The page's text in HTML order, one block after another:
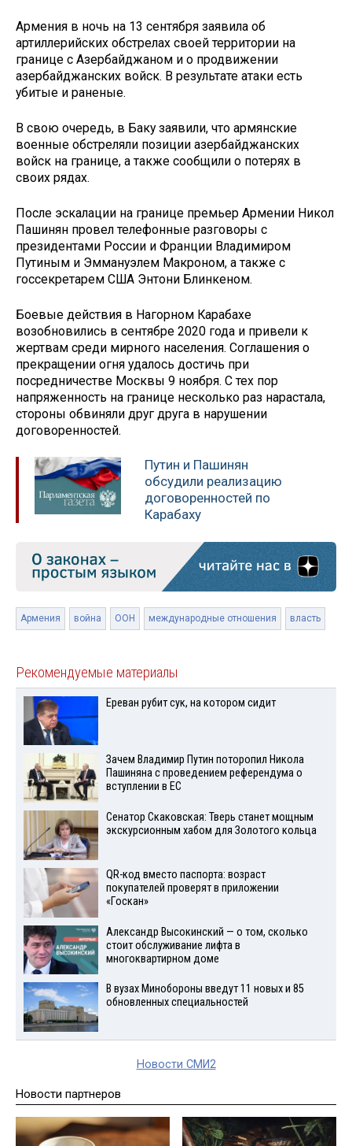
Армения в ночь на 13 сентября заявила об
артиллерийских обстрелах своей территории на
границе с Азербайджаном и о продвижении
азербайджанских войск. В результате атаки есть
убитые и раненые.
В свою очередь, в Баку заявили, что армянские
военные обстреляли позиции азербайджанских
войск на границе, а также сообщили о потерях в
своих рядах.
После эскалации на границе премьер Армении Никол
Пашинян провел телефонные разговоры с
президентами России и Франции Владимиром
Путиным и Эммануэлем Макроном, а также с
госсекретарем США Энтони Блинкеном.
Боевые действия в Нагорном Карабахе
возобновились в сентябре 2020 года и привели к
жертвам среди мирного населения. Соглашения о
прекращении огня удалось достичь при
посредничестве Москвы 9 ноября. С тех пор
напряженность на границе несколько раз нарастала,
стороны обвиняли друг друга в нарушении
договоренностей.
Путин и Пашинян
обсудили реализацию
договоренностей по
Карабаху
Армения война ООН международные отношения власть
Рекомендуемые материалы
Ереван рубит сук, на котором сидит
Зачем Владимир Путин поторопил Никола
Пашиняна с проведением референдума о
вступлении в ЕС
Сенатор Скаковская: Тверь станет мощным
экскурсионным хабом для Золотого кольца
QR-код вместо паспорта: возраст
покупателей проверят в приложении
«Госкан»
Александр Высокинский — о том, сколько
стоит обслуживание лифта в
многоквартирном доме
В вузах Минобороны введут 11 новых и 85
обновленных специальностей
Новости СМИ2
Новости партнеров